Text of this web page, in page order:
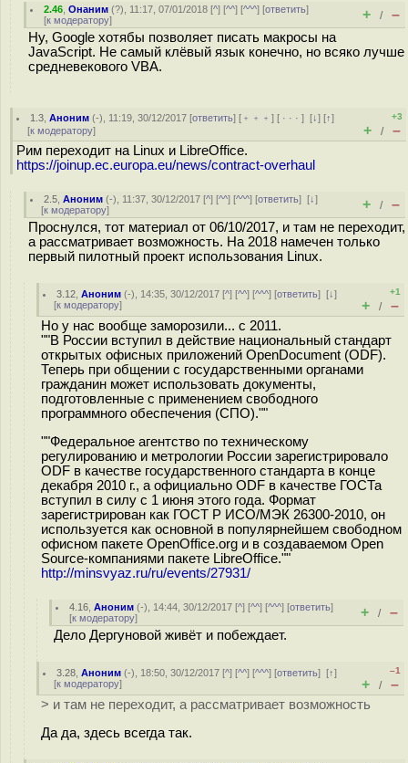
2.46 ,Онаним (?), 11:17, 07/01/2018 [^] [^^] [^^^] [ответить]
[к модератору] + / –
Ну, Google хотябы позволяет писать макросы на
JavaScript. Не самый клёвый язык конечно, но всяко лучше
средневекового VBA.
1.3 ,Аноним (-), 11:19, 30/12/2017 [ответить] [ ﹢﹢﹢] [ · · ·][↓] [↑]
[к модератору]
+3
+ / –
Рим переходит на Linux и LibreOffice.
https://joinup.ec.europa.eu/news/contract-overhaul
2.5 ,Аноним (-), 11:37, 30/12/2017 [^] [^^] [^^^] [ответить][↓]
[к модератору] + / –
Проснулся, тот материал от 06/10/2017, и там не переходит,
а рассматривает возможность. На 2018 намечен только
первый пилотный проект использования Linux.
3.12 ,Аноним (-), 14:35, 30/12/2017 [^] [^^] [^^^] [ответить][↓]
[к модератору]
+1
+ / –
Но у нас вообще заморозили... с 2011.
""В России вступил в действие национальный стандарт
открытых офисных приложений OpenDocument (ODF).
Теперь при общении с государственными органами
гражданин может использовать документы,
подготовленные с применением свободного
программного обеспечения (СПО).""
""Федеральное агентство по техническому
регулированию и метрологии России зарегистрировало
ODF в качестве государственного стандарта в конце
декабря 2010 г., а официально ODF в качестве ГОСТа
вступил в силу с 1 июня этого года. Формат
зарегистрирован как ГОСТ Р ИСО/МЭК 26300-2010, он
используется как основной в популярнейшем свободном
офисном пакете OpenOffice.org и в создаваемом Open
Source-компаниями пакете LibreOffice.""
http://minsvyaz.ru/ru/events/27931/
4.16 ,Аноним (-), 14:44, 30/12/2017 [^] [^^] [^^^] [ответить]
[к модератору] + / –
Дело Дергуновой живёт и побеждает.
3.28 ,Аноним (-), 18:50, 30/12/2017 [^] [^^] [^^^] [ответить][↑]
[к модератору]
–1
+ / –
> и там не переходит, а рассматривает возможность
Да да, здесь всегда так.